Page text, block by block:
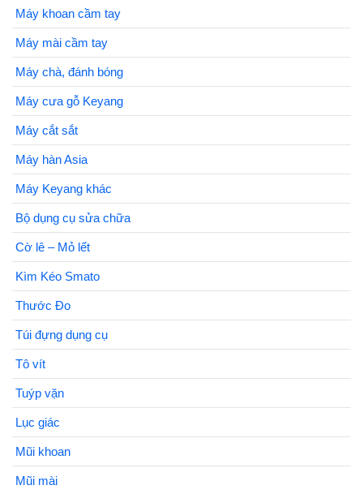
Máy khoan cầm tay
Máy mài cầm tay
Máy chà, đánh bóng
Máy cưa gỗ Keyang
Máy cắt sắt
Máy hàn Asia
Máy Keyang khác
Bộ dụng cụ sửa chữa
Cờ lê – Mỏ lết
Kìm Kéo Smato
Thước Đo
Túi đựng dụng cụ
Tô vít
Tuýp vặn
Lục giác
Mũi khoan
Mũi mài